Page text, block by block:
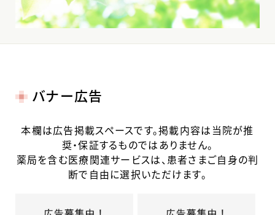
バナー広告
本欄は広告掲載スペースです。掲載内容は当院が推
奨・保証するものではありません。
薬局を含む医療関連サービスは、患者さまご自身の判
断で自由に選択いただけます。